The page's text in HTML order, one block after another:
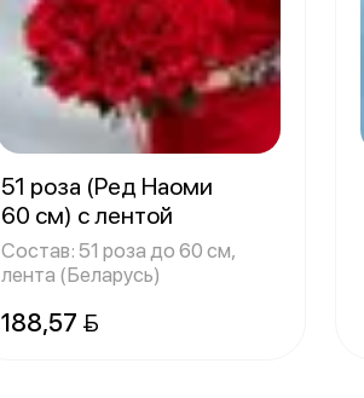
51 роза (Ред Наоми
60 см) с лентой
Состав: 51 роза до 60 см,
лента (Беларусь)
188,57 